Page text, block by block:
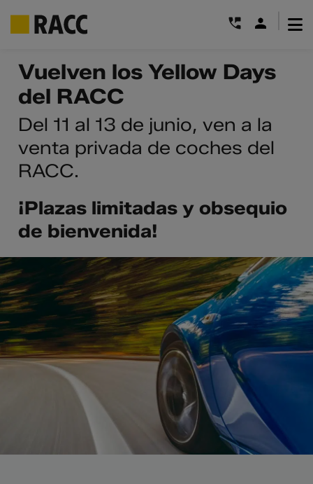
contenido
Vuelven los Yellow Days
del RACC
Del 11 al 13 de junio, ven a la
venta privada de coches del
RACC.
¡Plazas limitadas y obsequio
de bienvenida!